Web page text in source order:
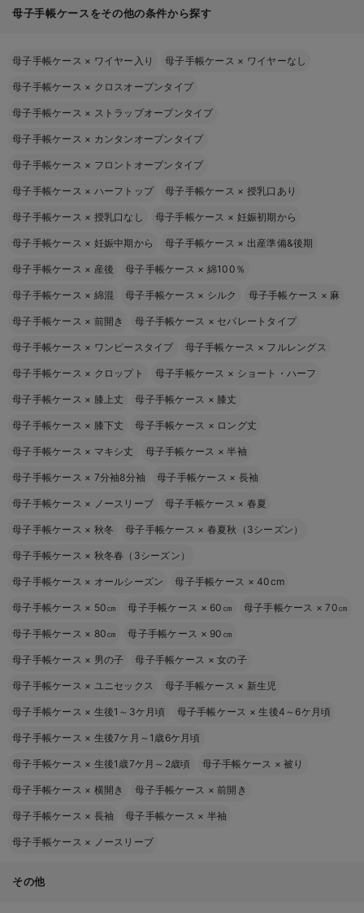
母子手帳ケースをその他の条件から探す
母子手帳ケース × ワイヤー入り 母子手帳ケース × ワイヤーなし
母子手帳ケース × クロスオープンタイプ
母子手帳ケース × ストラップオープンタイプ
母子手帳ケース × カンタンオープンタイプ
母子手帳ケース × フロントオープンタイプ
母子手帳ケース × ハーフトップ 母子手帳ケース × 授乳口あり
母子手帳ケース × 授乳口なし 母子手帳ケース × 妊娠初期から
母子手帳ケース × 妊娠中期から 母子手帳ケース × 出産準備&後期
母子手帳ケース × 産後 母子手帳ケース × 綿100％
母子手帳ケース × 綿混 母子手帳ケース × シルク 母子手帳ケース × 麻
母子手帳ケース × 前開き 母子手帳ケース × セパレートタイプ
母子手帳ケース × ワンピースタイプ 母子手帳ケース × フルレングス
母子手帳ケース × クロップト 母子手帳ケース × ショート・ハーフ
母子手帳ケース × 膝上丈 母子手帳ケース × 膝丈
母子手帳ケース × 膝下丈 母子手帳ケース × ロング丈
母子手帳ケース × マキシ丈 母子手帳ケース ×半袖
母子手帳ケース × 7分袖8分袖 母子手帳ケース × 長袖
母子手帳ケース × ノースリーブ 母子手帳ケース × 春夏
母子手帳ケース × 秋冬 母子手帳ケース × 春夏秋（3シーズン）
母子手帳ケース × 秋冬春（3シーズン）
母子手帳ケース × オールシーズン 母子手帳ケース ×40cm
母子手帳ケース × 50㎝ 母子手帳ケース × 60㎝ 母子手帳ケース ×70㎝
母子手帳ケース × 80㎝ 母子手帳ケース × 90㎝
母子手帳ケース × 男の子 母子手帳ケース ×女の子
母子手帳ケース × ユニセックス 母子手帳ケース × 新生児
母子手帳ケース × 生後1～3ケ月頃 母子手帳ケース ×生後4～6ケ月頃
母子手帳ケース × 生後7ケ月～1歳6ケ月頃
母子手帳ケース × 生後1歳7ケ月～2歳頃 母子手帳ケース ×被り
母子手帳ケース × 横開き 母子手帳ケース ×前開き
母子手帳ケース × 長袖 母子手帳ケース × 半袖
母子手帳ケース × ノースリーブ
その他